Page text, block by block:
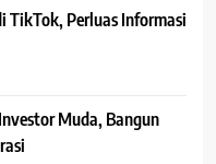
TikTok, Perluas Informasi
Muda, Bangun